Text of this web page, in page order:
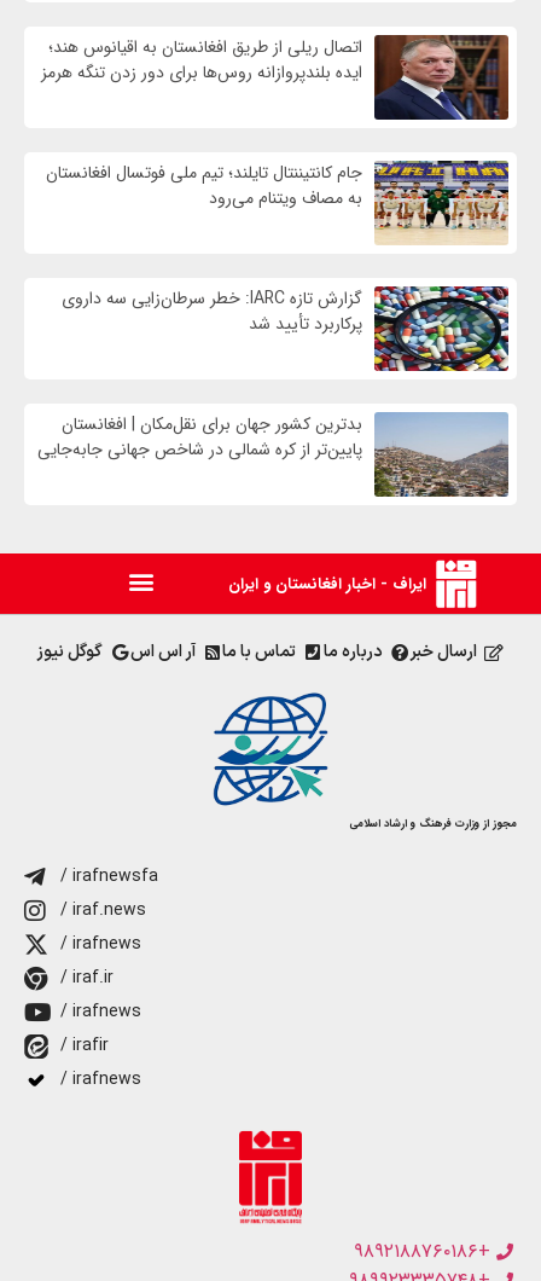
اتصال ریلی از طریق افغانستان به اقیانوس هند؛
ایده بلندپروازانه روس‌ها برای دور زدن تنگه هرمز
جام کانتیننتال تایلند؛ تیم ملی فوتسال افغانستان
به مصاف ویتنام می‌رود
گزارش تازه IARC: خطر سرطان‌زایی سه داروی
پرکاربرد تأیید شد
بدترین کشور جهان برای نقل‌مکان | افغانستان
پایین‌تر از کره شمالی در شاخص جهانی جابه‌جایی
ایراف - اخبار افغانستان و ایران
ارسال خبر درباره ما تماس با ما آر اس اس گوگل نیوز
مجوز از وزارت فرهنگ و ارشاد اسلامی
/ irafnewsfa
/ iraf.news
/ irafnews
/ iraf.ir
/ irafnews
/ irafir
/ irafnews
+۹۸۹۲۱۸۸۷۶۰۱۸۶